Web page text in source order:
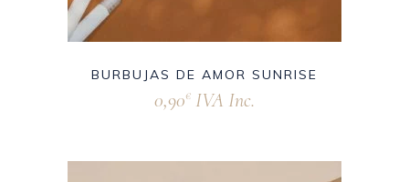
BURBUJAS DE AMOR SUNRISE
0,90€ IVA Inc.